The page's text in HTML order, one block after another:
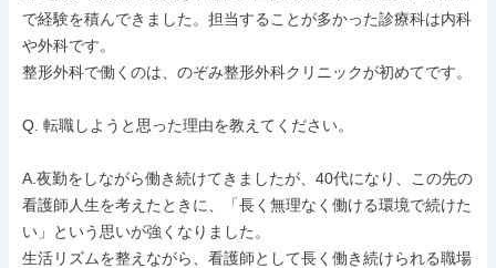
で経験を積んできました。担当することが多かった診療科は内科
や外科です。
整形外科で働くのは、のぞみ整形外科クリニックが初めてです。
Q. 転職しようと思った理由を教えてください。
A.夜勤をしながら働き続けてきましたが、40代になり、この先の
看護師人生を考えたときに、「長く無理なく働ける環境で続けた
い」という思いが強くなりました。
生活リズムを整えながら、看護師として長く働き続けられる職場